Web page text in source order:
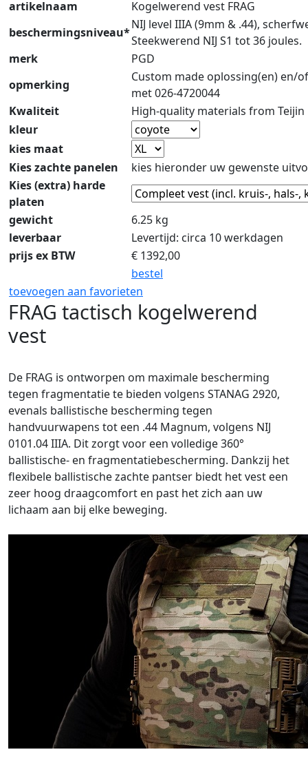
artikelnaam
Kogelwerend vest FRAG
beschermingsniveau*
NIJ level IIIA (9mm & .44),
Steekwerend NIJ S1 tot 36 joules.
merk
PGD
opmerking
Custom made oplossing(en) en/
met 026-4720044
Kwaliteit
High-quality materials from Teijin
kleur
kies maat
Kies zachte panelen
kies hieronder uw gewenste
Kies (extra) harde
platen
gewicht
6.25 kg
leverbaar
Levertijd: circa 10 werkdagen
prijs ex BTW
€ 1392,00
bestel
toevoegen aan favorieten
FRAG tactisch kogelwerend
vest
De FRAG is ontworpen om maximale bescherming
tegen fragmentatie te bieden volgens STANAG 2920,
evenals ballistische bescherming tegen
handvuurwapens tot een .44 Magnum, volgens NIJ
0101.04 IIIA. Dit zorgt voor een volledige 360°
ballistische- en fragmentatiebescherming. Dankzij het
flexibele ballistische zachte pantser biedt het vest een
zeer hoog draagcomfort en past het zich aan uw
lichaam aan bij elke beweging.